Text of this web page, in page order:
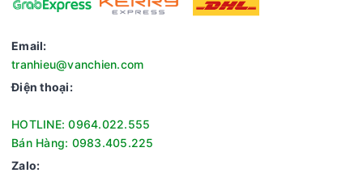
Email:
tranhieu@vanchien.com
Điện thoại:
HOTLINE: 0964.022.555
Bán Hàng: 0983.405.225
Zalo: